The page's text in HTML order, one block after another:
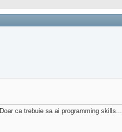
Doar ca trebuie sa ai programming skills...